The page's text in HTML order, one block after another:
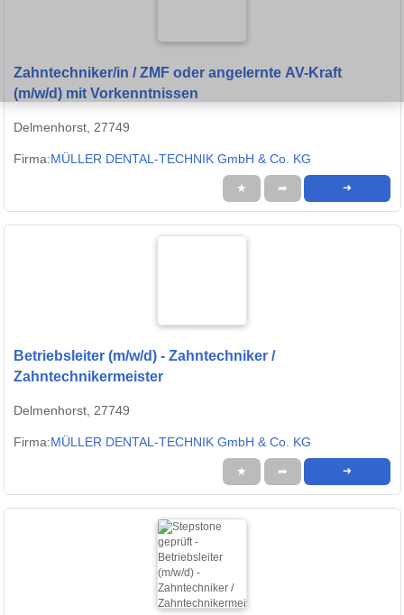
Zahntechniker/in / ZMF oder angelernte AV-Kraft
(m/w/d) mit Vorkenntnissen
Delmenhorst, 27749
Firma:MÜLLER DENTAL-TECHNIK GmbH & Co. KG
★ ➦ ➜
Betriebsleiter (m/w/d) - Zahntechniker /
Zahntechnikermeister
Delmenhorst, 27749
Firma:MÜLLER DENTAL-TECHNIK GmbH & Co. KG
★ ➦ ➜